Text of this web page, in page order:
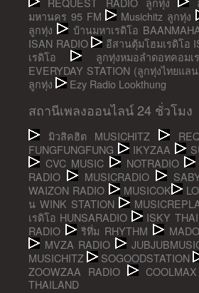
มหานคร 95 FM
Musichitz ลูกทุ่ง
ลูกทุ่ง
บ้านมหาเรดิโอ
ISAN RADIO
อีสานตุ้มโฮมเรดิโอ
เรดิโอ
ลูกทุ่งหมอลำดอทคอมเ
EVERYDAY STATION (ลูกทุ่งไทยแล
ลูกทุ่ง
Ezy Radio Lookthung
สถานีเพลงออนไลน์ 24 ชั่วโมง
มิวสิคฮิต MUSICHITZ
FUNGFUNGFUNG
IKYZAA
CVC MUSIC
NOTRADIO
RADIO
MUSICRADIO
WAIZON RADIO
MUSICOK
น WINK STATION
เรดิโอ HUNSARADIO
ISKY
RADIO
ริทึ่ม RHYTHM
MVZA RADIO
MUSICHITZ
SOGOODSTATION
ZOOWZAA RADIO
THAILAND